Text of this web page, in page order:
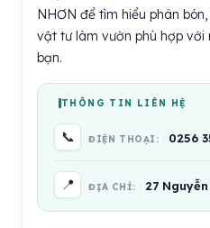
NHƠN để tìm hiểu phân
vật tư làm vườn phù hợp
bạn.
THÔNG TIN LIÊN HỆ
📞 ĐIỆN THOẠI: 0256
📍 ĐỊA CHỈ: 27